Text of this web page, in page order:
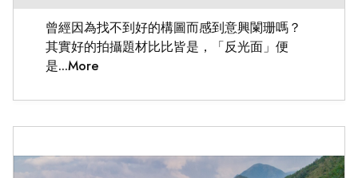
曾經因為找不到好的構圖而感到意興闌珊嗎？
其實好的拍攝題材比比皆是，「反光面」便
是...More